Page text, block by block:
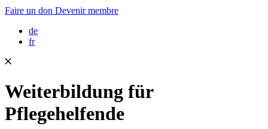
Faire un don Devenir membre
de
fr
Weiterbildung für
Pflegehelfende